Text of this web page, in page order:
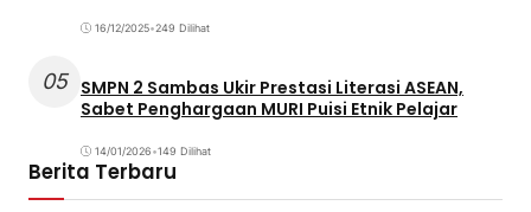
16/12/2025•249 Dilihat
05 SMPN 2 Sambas Ukir Prestasi Literasi ASEAN,
Sabet Penghargaan MURI Puisi Etnik Pelajar
14/01/2026•149 Dilihat
Berita Terbaru